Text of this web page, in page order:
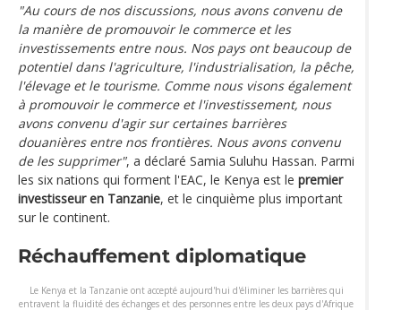
"Au cours de nos discussions, nous avons convenu de
la manière de promouvoir le commerce et les
investissements entre nous. Nos pays ont beaucoup de
potentiel dans l'agriculture, l'industrialisation, la pêche,
l'élevage et le tourisme. Comme nous visons également
à promouvoir le commerce et l'investissement, nous
avons convenu d'agir sur certaines barrières
douanières entre nos frontières. Nous avons convenu
de les supprimer", a déclaré Samia Suluhu Hassan. Parmi
les six nations qui forment l'EAC, le Kenya est le premier
investisseur en Tanzanie, et le cinquième plus important
sur le continent.
Réchauffement diplomatique
Le Kenya et la Tanzanie ont accepté aujourd'hui d'éliminer les barrières qui
entravent la fluidité des échanges et des personnes entre les deux pays d'Afrique